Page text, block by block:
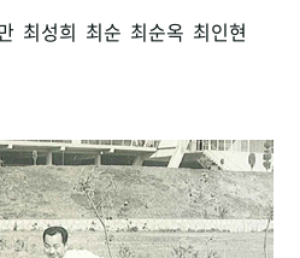
최성희 최순 최순옥 최인현